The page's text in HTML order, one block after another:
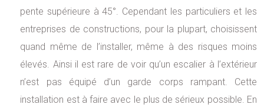
pente supérieure à 45°. Cependant les particuliers et les
entreprises de constructions, pour la plupart, choisissent
quand même de l’installer, même à des risques moins
élevés. Ainsi il est rare de voir qu’un escalier à l’extérieur
n’est pas équipé d’un garde corps rampant. Cette
installation est à faire avec le plus de sérieux possible. En